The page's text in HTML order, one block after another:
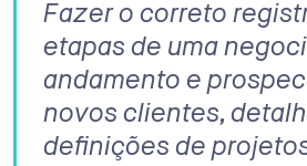
Fazer o correto
etapas de uma
andamento e
novos clientes,
definições de